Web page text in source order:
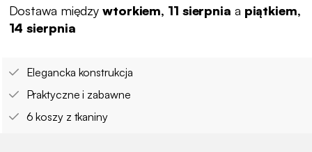
Dostawa między wtorkiem, 11 sierpnia a piątkiem,
14 sierpnia
Elegancka konstrukcja
Praktyczne i zabawne
6 koszy z tkaniny